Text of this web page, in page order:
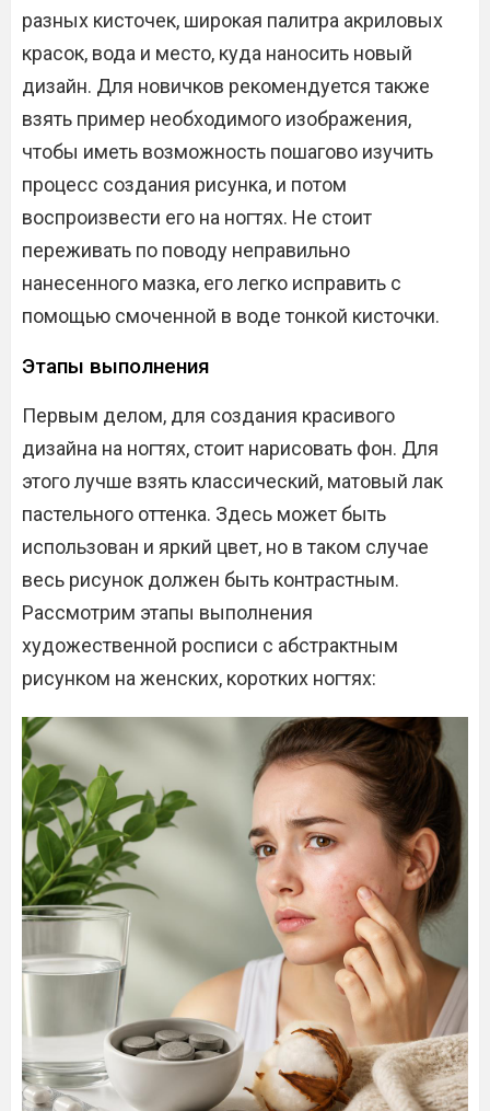
разных кисточек, широкая палитра акриловых
красок, вода и место, куда наносить новый
дизайн. Для новичков рекомендуется также
взять пример необходимого изображения,
чтобы иметь возможность пошагово изучить
процесс создания рисунка, и потом
воспроизвести его на ногтях. Не стоит
переживать по поводу неправильно
нанесенного мазка, его легко исправить с
помощью смоченной в воде тонкой кисточки.
Этапы выполнения
Первым делом, для создания красивого
дизайна на ногтях, стоит нарисовать фон. Для
этого лучше взять классический, матовый лак
пастельного оттенка. Здесь может быть
использован и яркий цвет, но в таком случае
весь рисунок должен быть контрастным.
Рассмотрим этапы выполнения
художественной росписи с абстрактным
рисунком на женских, коротких ногтях: